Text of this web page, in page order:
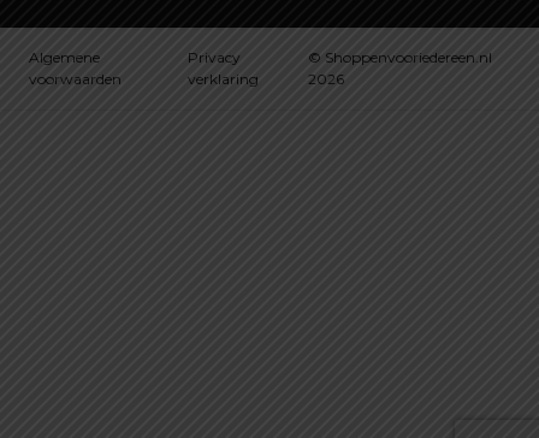
Algemene
voorwaarden
Privacy
verklaring
© Shoppenvooriedereen.nl
2026